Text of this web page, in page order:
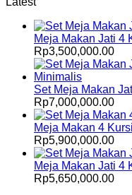
Meja Makan Jati 4
Rp3,500,000.00
Set Meja Makan
Rp7,000,000.00
Meja Makan 4
Rp5,900,000.00
Meja Makan Jati 4
Rp5,650,000.00